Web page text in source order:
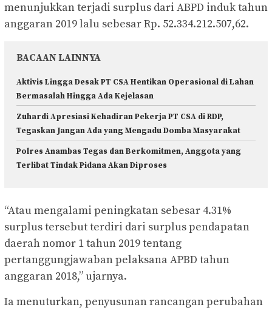
menunjukkan terjadi surplus dari ABPD induk tahun
anggaran 2019 lalu sebesar Rp. 52.334.212.507,62.
BACAAN LAINNYA
Aktivis Lingga Desak PT CSA Hentikan Operasional di Lahan
Bermasalah Hingga Ada Kejelasan
Zuhardi Apresiasi Kehadiran Pekerja PT CSA di RDP,
Tegaskan Jangan Ada yang Mengadu Domba Masyarakat
Polres Anambas Tegas dan Berkomitmen, Anggota yang
Terlibat Tindak Pidana Akan Diproses
“Atau mengalami peningkatan sebesar 4.31%
surplus tersebut terdiri dari surplus pendapatan
daerah nomor 1 tahun 2019 tentang
pertanggungjawaban pelaksana APBD tahun
anggaran 2018,” ujarnya.
Ia menuturkan, penyusunan rancangan perubahan